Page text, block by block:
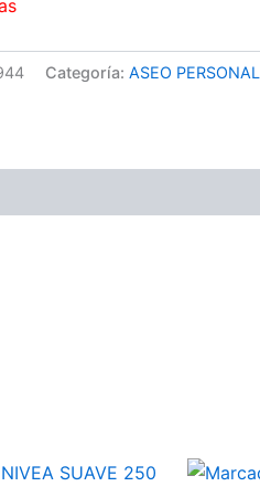
Categoría: ASEO PERSONAL